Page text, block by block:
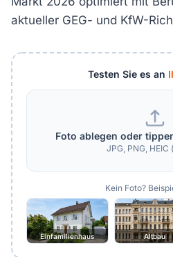
aktueller GEG- und KfW-
Testen Sie es an
Foto ablegen oder
JPG, PNG, HEIC
Kein Foto?
Einfamilienhaus Altbau